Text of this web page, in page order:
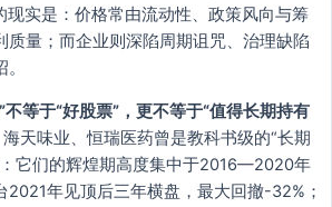
现实是：价格常由流动性、政策风向与筹
质量；而企业则深陷周期诅咒、治理缺陷
不等于“好股票”，更不等于“值得长期持有
天味业、恒瑞医药曾是教科书级的“长期
它们的辉煌期高度集中于2016—2020年
2021年见顶后三年横盘，最大回撤-32%；